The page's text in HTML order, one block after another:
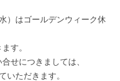
）はゴールデンウィーク休
す。
せにつきましては、
いただきます。